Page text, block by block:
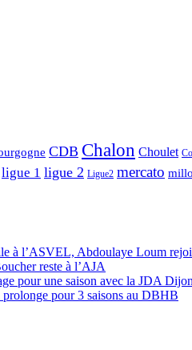
CDB Chalon Choulet
ligue 1 ligue 2 Ligue2 mercato
à l’ASVEL, Abdoulaye Loum
reste à l’AJA
pour une saison avec la JDA
pour 3 saisons au DBHB